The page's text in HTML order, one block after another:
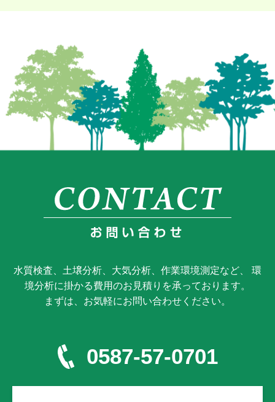
水質検査、土壌分析、大気分析、作業環境測定など、 環
境分析に掛かる費用のお見積りを承っております。
まずは、お気軽にお問い合わせください。
0587-57-0701